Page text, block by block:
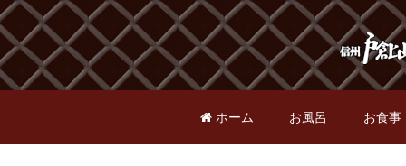
ホーム お風呂 お食事